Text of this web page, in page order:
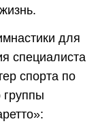
для
специалиста
спорта по
группы